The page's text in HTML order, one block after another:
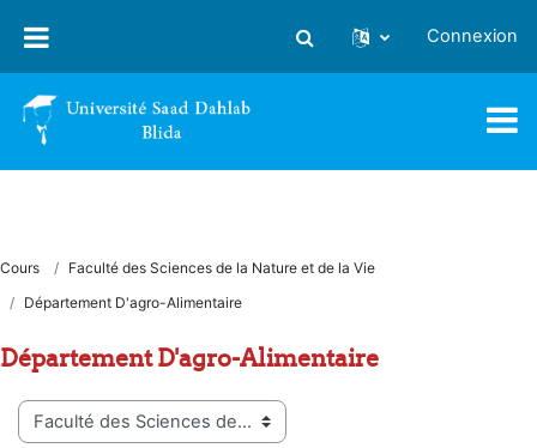
Activer/désactiver la saisie
Connexion
Cours
Faculté des Sciences de la Nature et de la Vie
Département D'agro-Alimentaire
Département D'agro-Alimentaire
Catégories de cours